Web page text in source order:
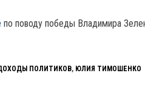
по поводу победы Владимира
ПОЛИТИКОВ, ЮЛИЯ ТИМОШЕНКО